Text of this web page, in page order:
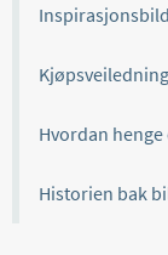
Kjøpsveiledning
Hvordan
Historien bak